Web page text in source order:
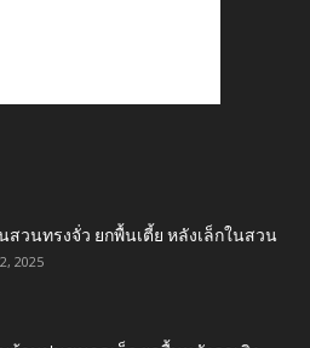
สวนทรงจั่ว ยกพื้นเตี้ย หลังเล็กในสวน
2025